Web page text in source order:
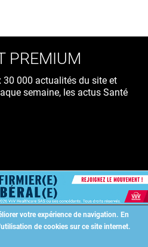
votre expérience de navigation. En
de cookies sur ce site internet.
PREMIUM
000 actualités du site et
semaine, les actus Santé